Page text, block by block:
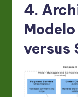
4.
versus